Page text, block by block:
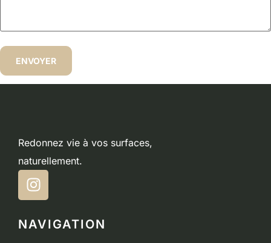
Redonnez vie à vos surfaces,
naturellement.
NAVIGATION